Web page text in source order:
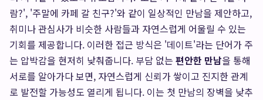
람?', '주말에 카페 갈 친구?'와 같이 일상적인 만남을 제안하고,
취미나 관심사가 비슷한 사람들과 자연스럽게 어울릴 수 있는
기회를 제공합니다. 이러한 접근 방식은 '데이트'라는 단어가 주
는 압박감을 현저히 낮춰줍니다. 부담 없는 편안한 만남을 통해
서로를 알아가다 보면, 자연스럽게 신뢰가 쌓이고 진지한 관계
로 발전할 가능성도 열리게 됩니다. 이는 첫 만남의 장벽을 낮추